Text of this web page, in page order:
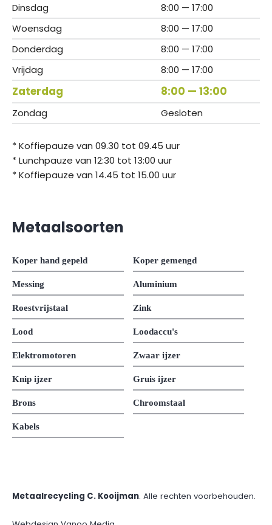
Dinsdag
8:00 — 17:00
Woensdag
8:00 — 17:00
Donderdag
8:00 — 17:00
Vrijdag
8:00 — 17:00
Zaterdag 8:00 — 13:00
Zondag Gesloten
* Koffiepauze van 09.30 tot 09.45 uur
* Lunchpauze van 12:30 tot 13:00 uur
* Koffiepauze van 14.45 tot 15.00 uur
Metaalsoorten
Koper hand gepeld Koper gemengd
Messing Aluminium
Roestvrijstaal Zink
Lood Loodaccu's
Elektromotoren Zwaar ijzer
Knip ijzer Gruis ijzer
Brons Chroomstaal
Kabels
Metaalrecycling C. Kooijman. Alle rechten voorbehouden.